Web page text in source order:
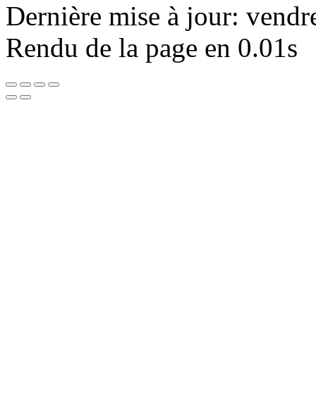
Dernière mise à jour:
Rendu de la page en 0.01s